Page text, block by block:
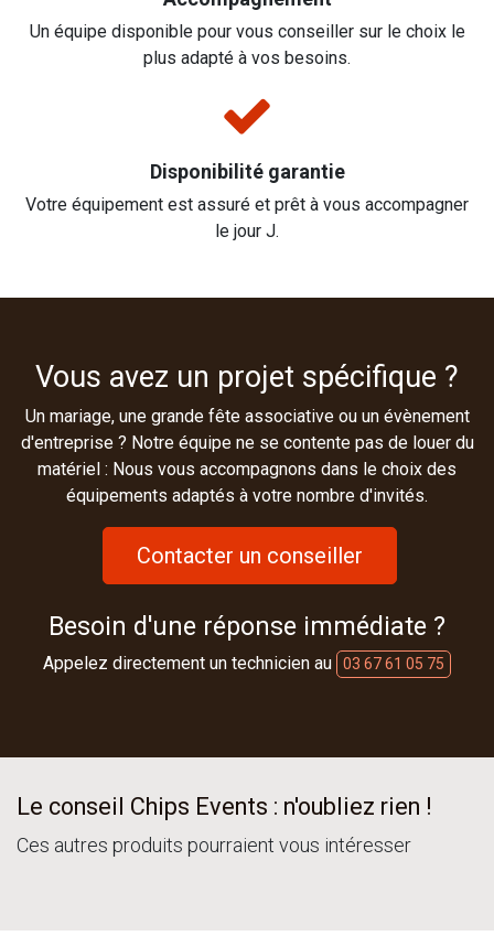
Un équipe disponible pour vous conseiller sur le choix le
plus adapté à vos besoins.
Disponibilité garantie
Votre équipement est assuré et prêt à vous accompagner
le jour J.
Vous avez un projet spécifique ?
Un mariage, une grande fête associative ou un évènement
d'entreprise ? Notre équipe ne se contente pas de louer du
matériel : Nous vous accompagnons dans le choix des
équipements adaptés à votre nombre d'invités.
Contacter un conseiller
Besoin d'une réponse immédiate ?
Appelez directement un technicien au 03 67 61 05 75
Le conseil Chips Events : n'oubliez rien !
Ces autres produits pourraient vous intéresser